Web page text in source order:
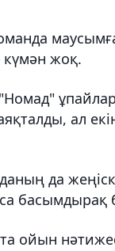
күмән жоқ.
ал
да
басымдырақ
ойын